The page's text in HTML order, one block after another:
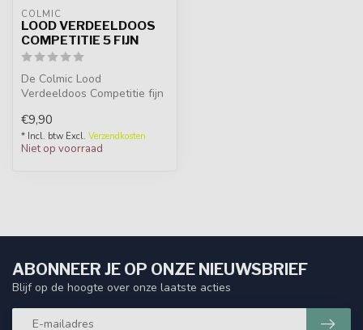
COLMIC
LOOD VERDEELDOOS
COMPETITIE 5 FIJN
De Colmic Lood
Verdeeldoos Competitie fijn
hebben om...
€9,90
* Incl. btw Excl. Verzendkosten
Niet op voorraad
ABONNEER JE OP ONZE NIEUWSBRIEF
Blijf op de hoogte over onze laatste acties